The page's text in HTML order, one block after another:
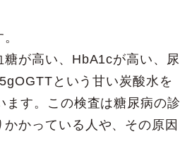
が高い、HbA1cが高い、尿
という甘い炭酸水を
す。この検査は糖尿病の診
かっている人や、その原因